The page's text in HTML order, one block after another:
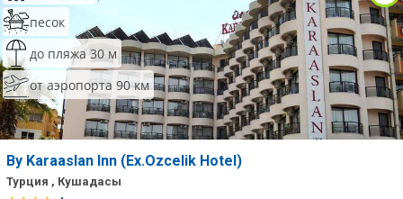
песок
до пляжа 30 м
от аэропорта 90 км
By Karaaslan Inn (Ex.Ozcelik Hotel)
Турция , Кушадасы